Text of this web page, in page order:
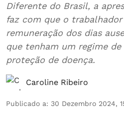
Diferente do Brasil, a
faz com que o
remuneração dos dias
que tenham um regime
proteção de doença.
Caroline Ribeiro
Publicado a: 30 Dezembro 2024,